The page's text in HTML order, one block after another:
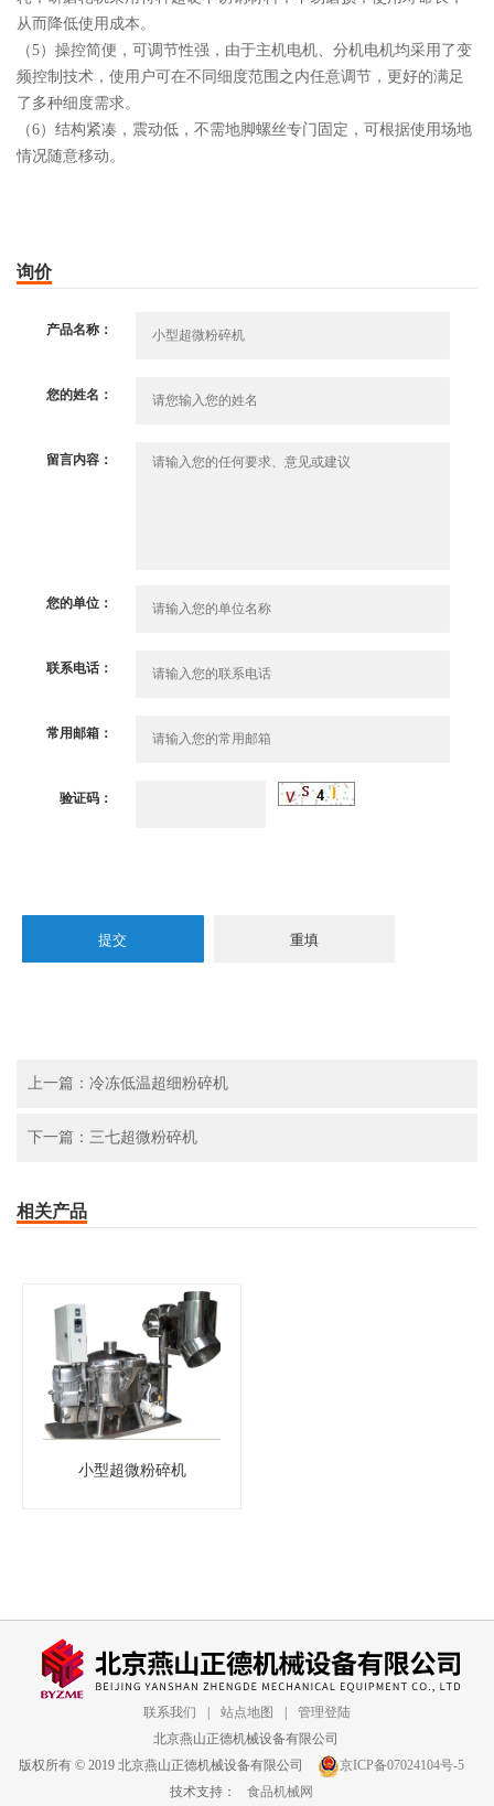
从而降低使用成本。
（5）操控简便，可调节性强，由于主机电机、分机电机均采用了变
频控制技术，使用户可在不同细度范围之内任意调节，更好的满足
了多种细度需求。
（6）结构紧凑，震动低，不需地脚螺丝专门固定，可根据使用场地
情况随意移动。
询价
产品名称：
您的姓名：
留言内容：
您的单位：
联系电话：
常用邮箱：
验证码：
上一篇：冷冻低温超细粉碎机
下一篇：三七超微粉碎机
相关产品
小型超微粉碎机
联系我们 | 站点地图 |
管理登陆
北京燕山正德机械设备有限公司
版权所有 © 2019 北京燕山正德机械设备有限公司
京ICP备07024104号-5
技术支持：
食品机械网